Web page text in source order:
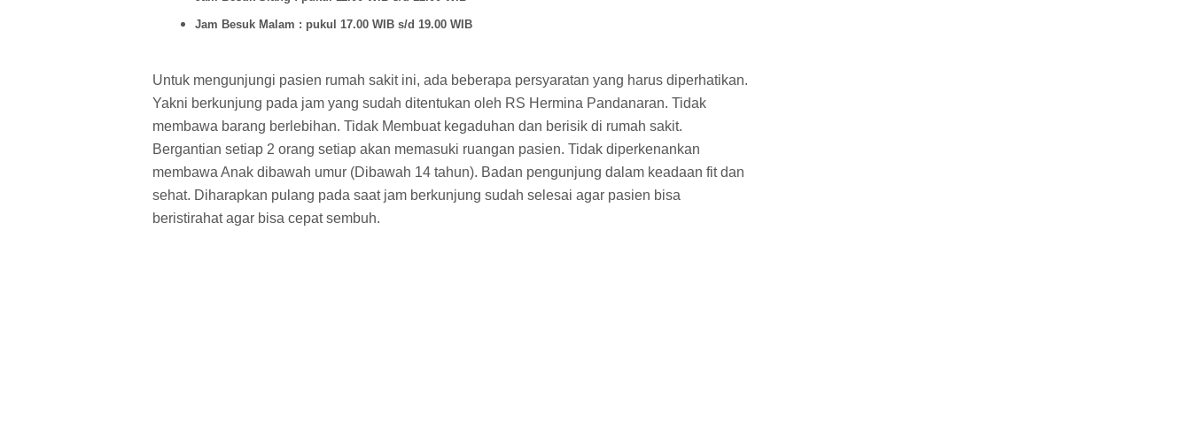
Jam Besuk Malam : pukul 17.00 WIB s/d 19.00 WIB
Untuk mengunjungi pasien rumah sakit ini, ada beberapa persyaratan yang harus diperhatikan.
Yakni berkunjung pada jam yang sudah ditentukan oleh RS Hermina Pandanaran. Tidak
membawa barang berlebihan. Tidak Membuat kegaduhan dan berisik di rumah sakit.
Bergantian setiap 2 orang setiap akan memasuki ruangan pasien. Tidak diperkenankan
membawa Anak dibawah umur (Dibawah 14 tahun). Badan pengunjung dalam keadaan fit dan
sehat. Diharapkan pulang pada saat jam berkunjung sudah selesai agar pasien bisa
beristirahat agar bisa cepat sembuh.